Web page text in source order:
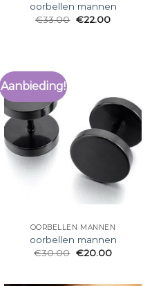
oorbellen mannen
€33.00 €22.00
Aanbieding!
OORBELLEN MANNEN
oorbellen mannen
€30.00 €20.00